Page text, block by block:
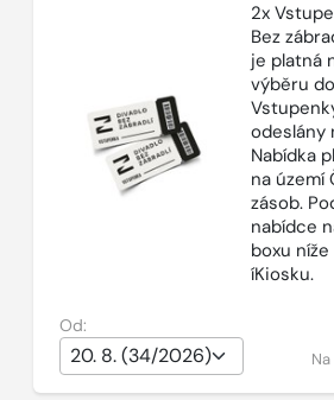
2x
Bez
je platná
výběru
odeslány
Nabídka
na území
zásob.
nabídce
boxu
íKiosku.
Od: